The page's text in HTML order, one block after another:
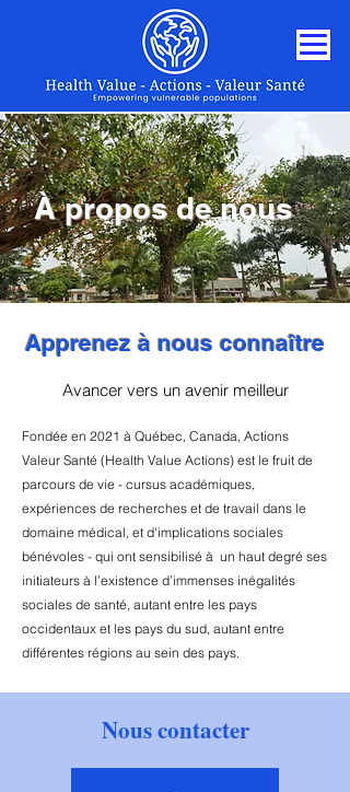
À propos de nous
Apprenez à nous connaître
Avancer vers un avenir meilleur
Fondée en 2021 à Québec, Canada, Actions
Valeur Santé (Health Value Actions) est le fruit de
parcours de vie - cursus académiques,
expériences de recherches et de travail dans le
domaine médical, et d'implications sociales
bénévoles - qui ont sensibilisé à un haut degré ses
initiateurs à l’existence d’immenses inégalités
sociales de santé, autant entre les pays
occidentaux et les pays du sud, autant entre
différentes régions au sein des pays.
Nous contacter